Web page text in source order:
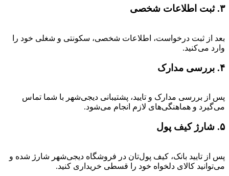
۳. ثبت اطلاعات شخصی
بعد از ثبت درخواست، اطلاعات شخصی، سکونتی و شغلی خود را
وارد می‌کنید.
۴. بررسی مدارک
پس از بررسی مدارک و تایید، پشتیبانی دیجی‌شهر با شما تماس
می‌گیرد و هماهنگی‌های لازم انجام می‌شود.
۵. شارژ کیف پول
پس از تایید بانک، کیف پول‌تان در فروشگاه دیجی‌شهر شارژ شده و
می‌توانید کالای دلخواه خود را قسطی خریداری کنید.